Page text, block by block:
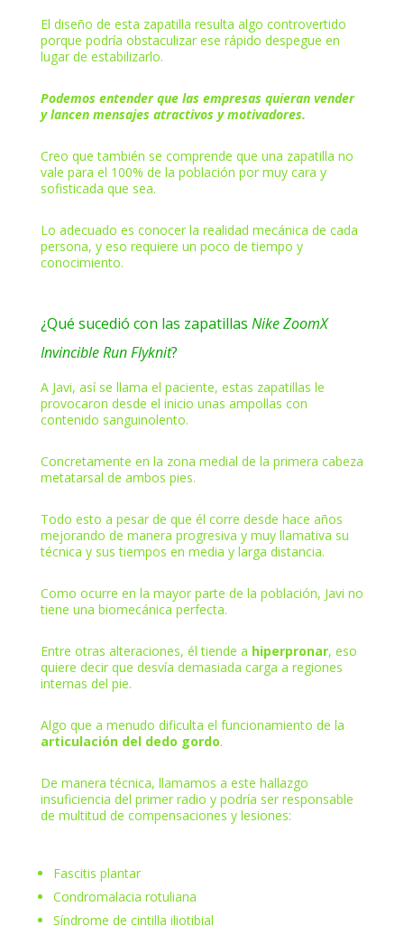
El diseño de esta zapatilla resulta algo controvertido
porque podría obstaculizar ese rápido despegue en
lugar de estabilizarlo.
Podemos entender que las empresas quieran vender
y lancen mensajes atractivos y motivadores.
Creo que también se comprende que una zapatilla no
vale para el 100% de la población por muy cara y
sofisticada que sea.
Lo adecuado es conocer la realidad mecánica de cada
persona, y eso requiere un poco de tiempo y
conocimiento.
¿Qué sucedió con las zapatillas Nike ZoomX
Invincible Run Flyknit?
A Javi, así se llama el paciente, estas zapatillas le
provocaron desde el inicio unas ampollas con
contenido sanguinolento.
Concretamente en la zona medial de la primera cabeza
metatarsal de ambos pies.
Todo esto a pesar de que él corre desde hace años
mejorando de manera progresiva y muy llamativa su
técnica y sus tiempos en media y larga distancia.
Como ocurre en la mayor parte de la población, Javi no
tiene una biomecánica perfecta.
Entre otras alteraciones, él tiende a hiperpronar, eso
quiere decir que desvía demasiada carga a regiones
internas del pie.
Algo que a menudo dificulta el funcionamiento de la
articulación del dedo gordo.
De manera técnica, llamamos a este hallazgo
insuficiencia del primer radio y podría ser responsable
de multitud de compensaciones y lesiones:
Fascitis plantar
Condromalacia rotuliana
Síndrome de cintilla iliotibial